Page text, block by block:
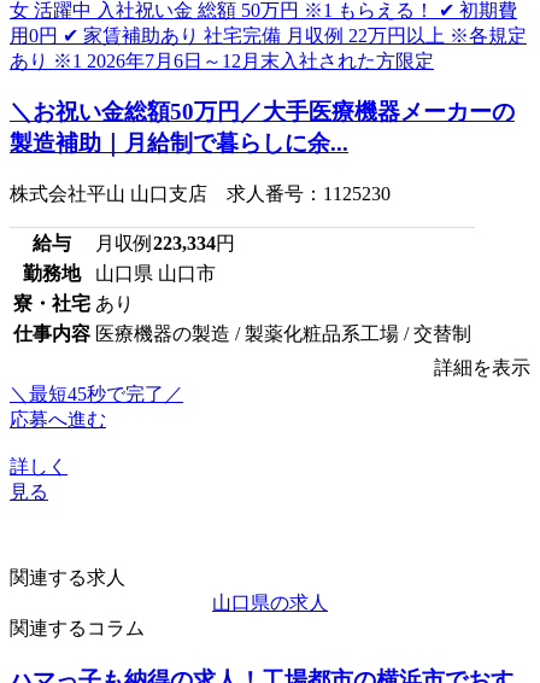
＼お祝い金総額50万円／大手医療機器メーカーの
製造補助｜月給制で暮らしに余...
株式会社平山 山口支店 求人番号：1125230
給与 月収例 223,334円
勤務地
山口県 山口市
寮・社宅 あり
仕事内容 医療機器の製造 / 製薬化粧品系工場 / 交替制
詳細を表示
＼最短45秒で完了／
応募へ進む
詳しく
見る
関連する求人
山口県の求人
関連するコラム